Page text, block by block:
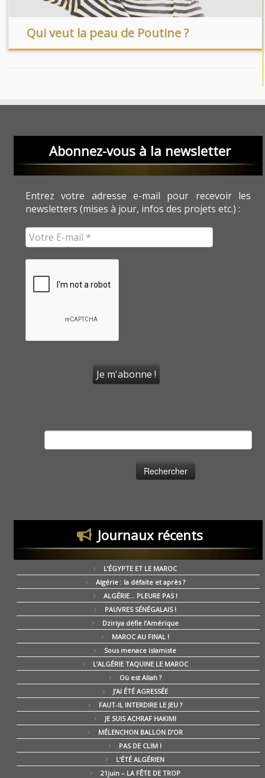
Qui veut la peau de Poutine ?
Abonnez-vous à la newsletter
Entrez votre adresse e-mail pour recevoir les
newsletters (mises à jour, infos des projets etc.) :
Journaux récents
L’ÉGYPTE ET LE MAROC
Algérie : la défaite et après ?
ALGÉRIE… PLEURE PAS !
PAUVRES SÉNÉGALAIS !
Dziriya défie l’Amérique
MAROC AU FINAL !
Sous menace islamiste
L’ALGÉRIE TAQUINE LE MAROC
Où est Allah ?
J’AI ÉTÉ AGRESSÉE
FAUT-IL INTERDIRE LE JEU ?
JE SUIS ACHRAF HAKIMI
MÉLENCHON BALLON D’OR
PAS DE CLIM !
L’ÉTÉ ALGÉRIEN
21juin – LA FÊTE DE TROP